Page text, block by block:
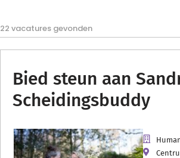
22 vacatures gevonden
Bied steun aan
Scheidingsbuddy